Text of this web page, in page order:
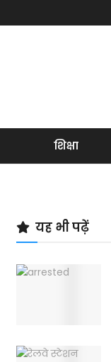
शिक्षा
यह भी पढ़ें